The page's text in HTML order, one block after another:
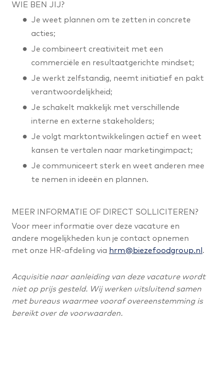
WIE BEN JIJ?
Je weet plannen om te zetten in concrete
acties;
Je combineert creativiteit met een
commerciële en resultaatgerichte mindset;
Je werkt zelfstandig, neemt initiatief en pakt
verantwoordelijkheid;
Je schakelt makkelijk met verschillende
interne en externe stakeholders;
Je volgt marktontwikkelingen actief en weet
kansen te vertalen naar marketingimpact;
Je communiceert sterk en weet anderen mee
te nemen in ideeën en plannen.
MEER INFORMATIE OF DIRECT SOLLICITEREN?
Voor meer informatie over deze vacature en
andere mogelijkheden kun je contact opnemen
met onze HR-afdeling via hrm@biezefoodgroup.nl .
Acquisitie naar aanleiding van deze vacature wordt
niet op prijs gesteld. Wij werken uitsluitend samen
met bureaus waarmee vooraf overeenstemming is
bereikt over de voorwaarden.